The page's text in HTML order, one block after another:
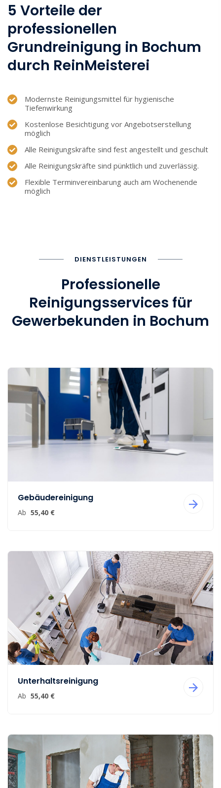
5 Vorteile der
professionellen
Grundreinigung in Bochum
durch ReinMeisterei
Modernste Reinigungsmittel für hygienische
Tiefenwirkung
Kostenlose Besichtigung vor Angebots­erstellung
möglich
Alle Reinigungskräfte sind fest angestellt und geschult
Alle Reinigungskräfte sind pünktlich und zuverlässig.
Flexible Terminvereinbarung auch am Wochenende
möglich
DIENSTLEISTUNGEN
Professionelle
Reinigungsservices für
Gewerbekunden in Bochum
Gebäudereinigung
Ab 55,40 €
Unterhaltsreinigung
Ab 55,40 €